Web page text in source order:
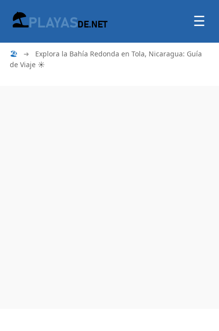
☰
🏖 ➜
Explora la Bahía Redonda en Tola, Nicaragua: Guía
de Viaje ☀️